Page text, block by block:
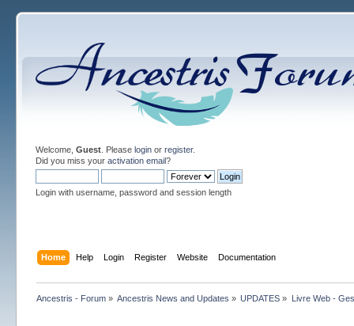
Welcome, Guest. Please loginor register.
Did you miss your activation email?
Login with username, password and session length
Home Help Login Register Website Documentation
Ancestris - Forum» Ancestris News and Updates » UPDATES » Livre Web -